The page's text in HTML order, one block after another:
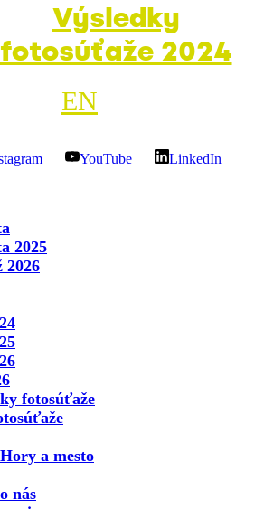
Výsledky
fotosúťaže 2024
EN
YouTube LinkedIn
2025
2026
fotosúťaže
a mesto
nás